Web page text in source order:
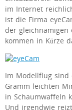
im Internet
ist die Firma
der gleichnamigen
kommen in Kürze
Im Modellflug sind
Gramm leichten
in Schaumwaffeln
Und irgendwie